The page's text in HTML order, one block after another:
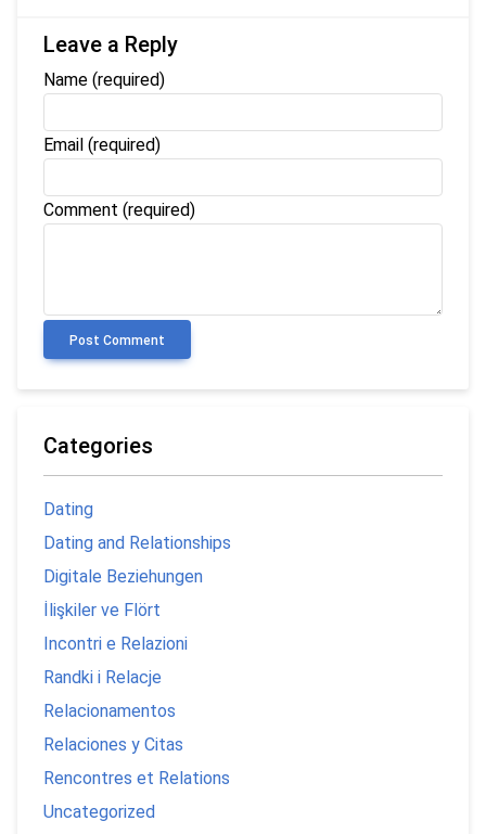
Leave a Reply
Name (required)
Email (required)
Comment (required)
Post Comment
Categories
Dating
Dating and Relationships
Digitale Beziehungen
İlişkiler ve Flört
Incontri e Relazioni
Randki i Relacje
Relacionamentos
Relaciones y Citas
Rencontres et Relations
Uncategorized